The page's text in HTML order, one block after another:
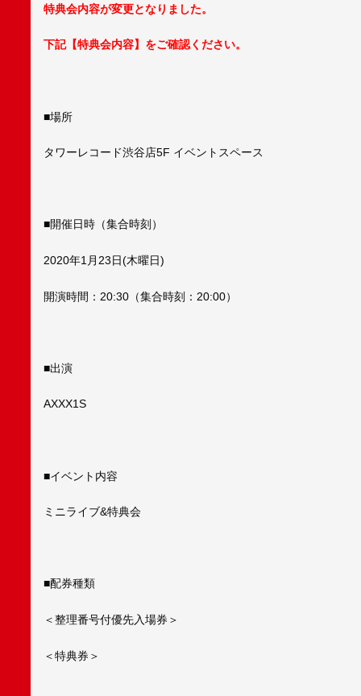
特典会内容が変更となりました。
下記【特典会内容】をご確認ください。
■場所
タワーレコード渋谷店5F イベントスペース
■開催日時（集合時刻）
2020年1月23日(木曜日)
開演時間：20:30（集合時刻：20:00）
■出演
AXXX1S
■イベント内容
ミニライブ&特典会
■配券種類
＜整理番号付優先入場券＞
＜特典券＞